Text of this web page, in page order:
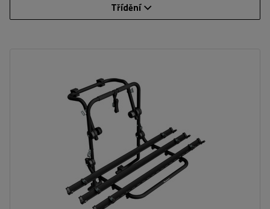
Třídění
Nosnost nosiče jízdních kol:
45 kg
univerzální montážní systém
kompatibilní se všemi typy karoserií